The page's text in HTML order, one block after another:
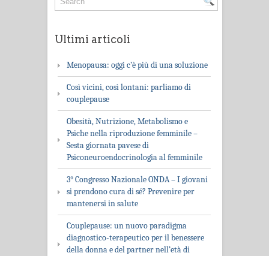
Ultimi articoli
Menopausa: oggi c’è più di una soluzione
Così vicini, così lontani: parliamo di
couplepause
Obesità, Nutrizione, Metabolismo e
Psiche nella riproduzione femminile –
Sesta giornata pavese di
Psiconeuroendocrinologia al femminile
3° Congresso Nazionale ONDA – I giovani
si prendono cura di sé? Prevenire per
mantenersi in salute
Couplepause: un nuovo paradigma
diagnostico-terapeutico per il benessere
della donna e del partner nell’età di